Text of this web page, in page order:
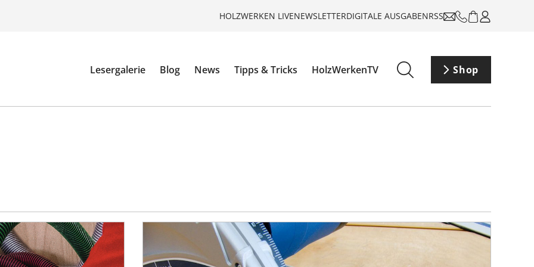
HOLZWERKEN LIVENEWSLETTERDIGITALE AUSGABENRSS
Lesergalerie Blog News Tipps & Tricks HolzWerkenTV Shop